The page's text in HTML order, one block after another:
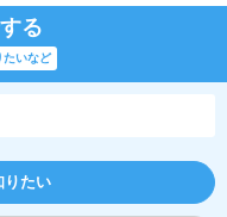
る
たいなど
りたい